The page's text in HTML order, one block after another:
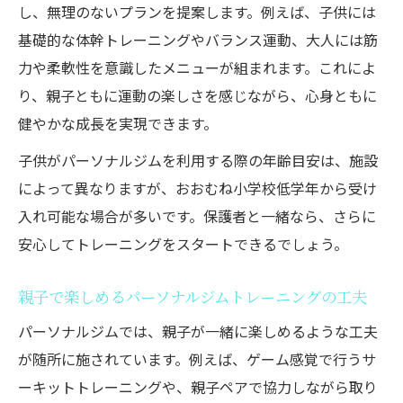
し、無理のないプランを提案します。例えば、子供には
基礎的な体幹トレーニングやバランス運動、大人には筋
力や柔軟性を意識したメニューが組まれます。これによ
り、親子ともに運動の楽しさを感じながら、心身ともに
健やかな成長を実現できます。
子供がパーソナルジムを利用する際の年齢目安は、施設
によって異なりますが、おおむね小学校低学年から受け
入れ可能な場合が多いです。保護者と一緒なら、さらに
安心してトレーニングをスタートできるでしょう。
親子で楽しめるパーソナルジムトレーニングの工夫
パーソナルジムでは、親子が一緒に楽しめるような工夫
が随所に施されています。例えば、ゲーム感覚で行うサ
ーキットトレーニングや、親子ペアで協力しながら取り